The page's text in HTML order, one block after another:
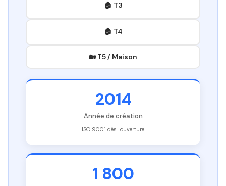
🏠 T3
🏠 T4
🏡 T5 / Maison
2014
Année de création
ISO 9001 dès l'ouverture
1 800